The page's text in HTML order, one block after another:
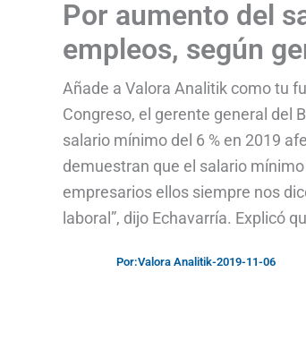
Por aumento del
empleos, según
Añade a Valora Analitik como tu
Congreso, el gerente general del
salario mínimo del 6 % en 2019
demuestran que el salario
empresarios ellos siempre nos
laboral”, dijo Echavarría. Explicó
Por:Valora Analitik-2019-11-06